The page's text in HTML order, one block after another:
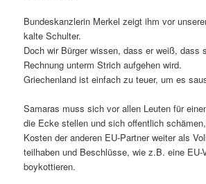
Bundeskanzlerin Merkel zeigt ihm vor
kalte Schulter.
Doch wir Bürger wissen, dass er weiß, dass
Rechnung unterm Strich aufgehen wird.
Griechenland ist einfach zu teuer, um es
Samaras muss sich vor allen Leuten für
die Ecke stellen und sich offentlich
Kosten der anderen EU-Partner weiter als
teilhaben und Beschlüsse, wie z.B. eine EU-
boykottieren.